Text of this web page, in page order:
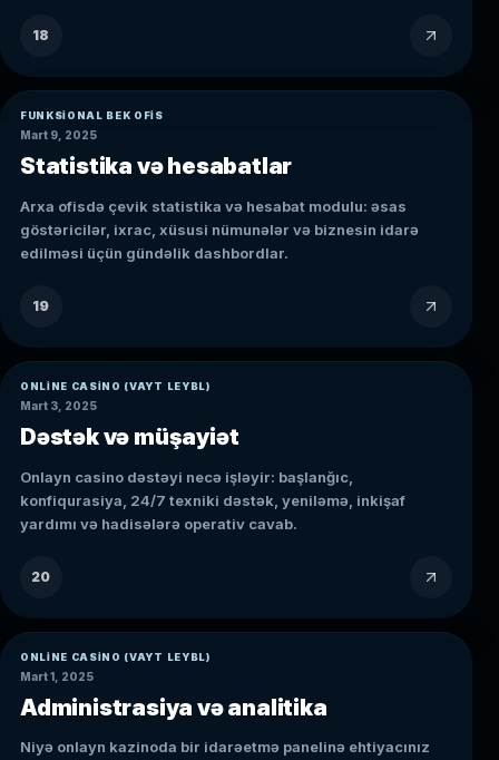
18
FUNKSIONAL BEK OFIS
Mart 9, 2025
Statistika və hesabatlar
Arxa ofisdə çevik statistika və hesabat modulu: əsas
göstəricilər, ixrac, xüsusi nümunələr və biznesin idarə
edilməsi üçün gündəlik dashbordlar.
19
ONLINE CASINO (VAYT LEYBL)
Mart 3, 2025
Dəstək və müşayiət
Onlayn casino dəstəyi necə işləyir: başlanğıc,
konfiqurasiya, 24/7 texniki dəstək, yeniləmə, inkişaf
yardımı və hadisələrə operativ cavab.
20
ONLINE CASINO (VAYT LEYBL)
Mart 1, 2025
Administrasiya və analitika
Niyə onlayn kazinoda bir idarəetmə panelinə ehtiyacınız